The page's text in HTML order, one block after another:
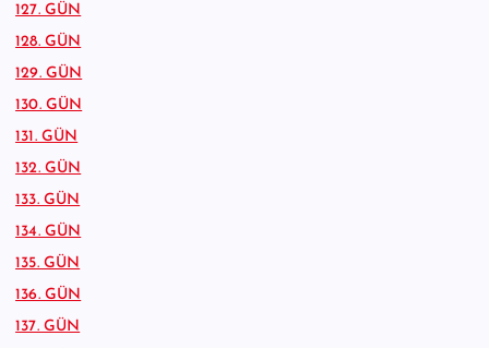
127. GÜN
128. GÜN
129. GÜN
130. GÜN
131. GÜN
132. GÜN
133. GÜN
134. GÜN
135. GÜN
136. GÜN
137. GÜN